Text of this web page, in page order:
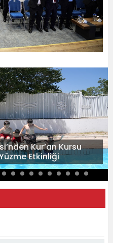
Kur’an Kursu
Etkinliği